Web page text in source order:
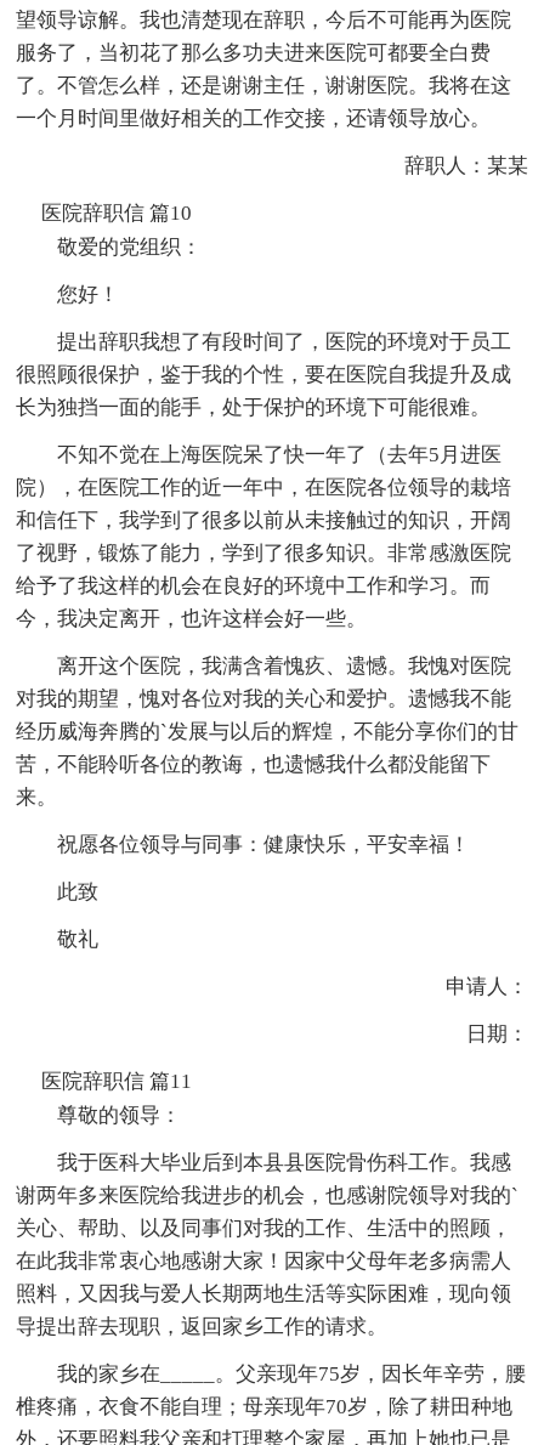
望领导谅解。我也清楚现在辞职，今后不可能再为医院
服务了，当初花了那么多功夫进来医院可都要全白费
了。不管怎么样，还是谢谢主任，谢谢医院。我将在这
一个月时间里做好相关的工作交接，还请领导放心。
辞职人：某某
医院辞职信 篇10
敬爱的党组织：
您好！
提出辞职我想了有段时间了，医院的环境对于员工
很照顾很保护，鉴于我的个性，要在医院自我提升及成
长为独挡一面的能手，处于保护的环境下可能很难。
不知不觉在上海医院呆了快一年了（去年5月进医
院），在医院工作的近一年中，在医院各位领导的栽培
和信任下，我学到了很多以前从未接触过的知识，开阔
了视野，锻炼了能力，学到了很多知识。非常感激医院
给予了我这样的机会在良好的环境中工作和学习。而
今，我决定离开，也许这样会好一些。
离开这个医院，我满含着愧疚、遗憾。我愧对医院
对我的期望，愧对各位对我的关心和爱护。遗憾我不能
经历威海奔腾的`发展与以后的辉煌，不能分享你们的甘
苦，不能聆听各位的教诲，也遗憾我什么都没能留下
来。
祝愿各位领导与同事：健康快乐，平安幸福！
此致
敬礼
申请人：
日期：
医院辞职信 篇11
尊敬的领导：
我于医科大毕业后到本县县医院骨伤科工作。我感
谢两年多来医院给我进步的机会，也感谢院领导对我的`
关心、帮助、以及同事们对我的工作、生活中的照顾，
在此我非常衷心地感谢大家！因家中父母年老多病需人
照料，又因我与爱人长期两地生活等实际困难，现向领
导提出辞去现职，返回家乡工作的请求。
我的家乡在_____。父亲现年75岁，因长年辛劳，腰
椎疼痛，衣食不能自理；母亲现年70岁，除了耕田种地
外，还要照料我父亲和打理整个家屋，再加上她也已是